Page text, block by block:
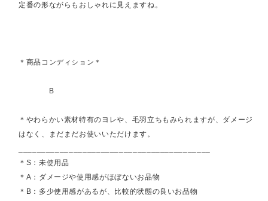
定番の形ながらもおしゃれに見えますね。
＊商品コンディション＊
B
＊やわらかい素材特有のヨレや、毛羽立ちもみられますが、ダメージ
はなく、まだまだお使いいただけます。
＊S：未使用品
＊A：ダメージや使用感がほぼないお品物
＊B：多少使用感があるが、比較的状態の良いお品物